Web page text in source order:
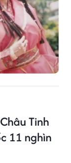
Tinh
11 nghìn